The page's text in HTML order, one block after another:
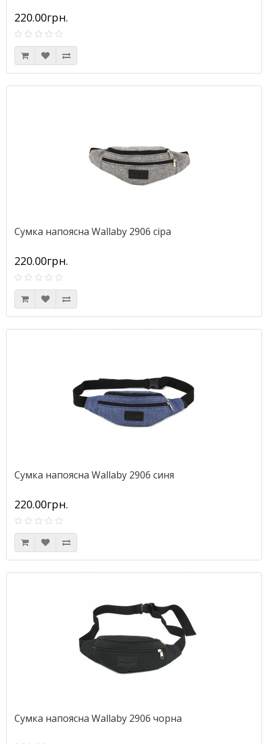
220.00грн.
Сумка напоясна Wallaby 2906 сіра
220.00грн.
Сумка напоясна Wallaby 2906 синя
220.00грн.
Сумка напоясна Wallaby 2906 чорна